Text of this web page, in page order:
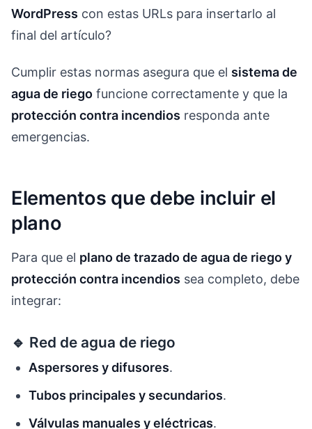
WordPress con estas URLs para insertarlo al
final del artículo?
Cumplir estas normas asegura que el sistema de
agua de riego funcione correctamente y que la
protección contra incendios responda ante
emergencias.
Elementos que debe incluir el
plano
Para que el plano de trazado de agua de riego y
protección contra incendios sea completo, debe
integrar:
🔹 Red de agua de riego
Aspersores y difusores.
Tubos principales y secundarios.
Válvulas manuales y eléctricas.